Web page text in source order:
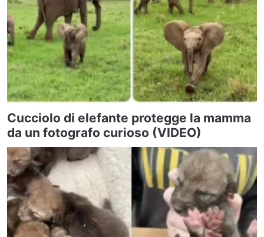
Cucciolo di elefante protegge la mamma
da un fotografo curioso (VIDEO)